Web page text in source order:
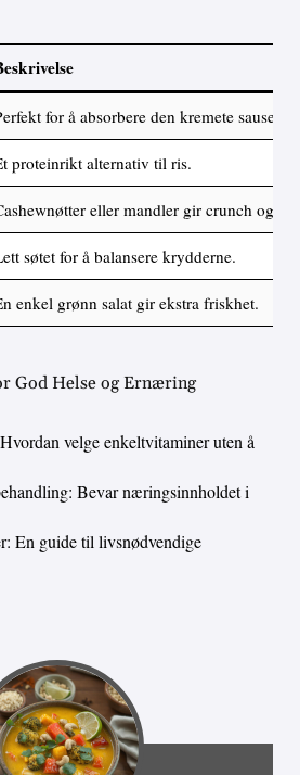
for å absorbere den kremete sausen.
proteinrikt alternativ til ris.
eller mandler gir crunch og
søtet for å balansere krydderne.
enkel grønn salat gir ekstra friskhet.
God Helse og Ernæring
velge enkeltvitaminer uten å
Bevar næringsinnholdet i
En guide til livsnødvendige